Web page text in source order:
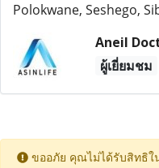
Polokwane, Seshego,
Aneil
ผู้เยี่ยมชม
ขออภัย คุณไม่ได้รับสิทธิใ